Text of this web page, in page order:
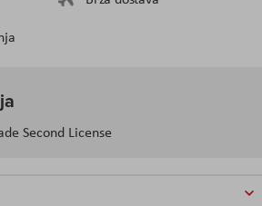
Second License